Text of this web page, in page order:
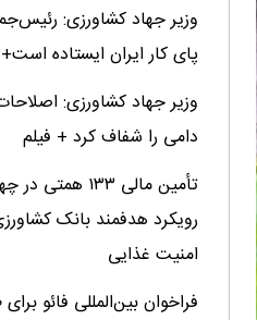
وزیر جهاد کشاورزی:
پای کار ایران ایستاده
وزیر جهاد کشاورزی:
دامی را شفاف کرد + فیلم
تأمین مالی
رویکرد هدفمند بانک
امنیت غذایی
فراخوان بین‌المللی فائو